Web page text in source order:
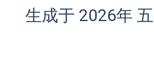
生成于 2026年